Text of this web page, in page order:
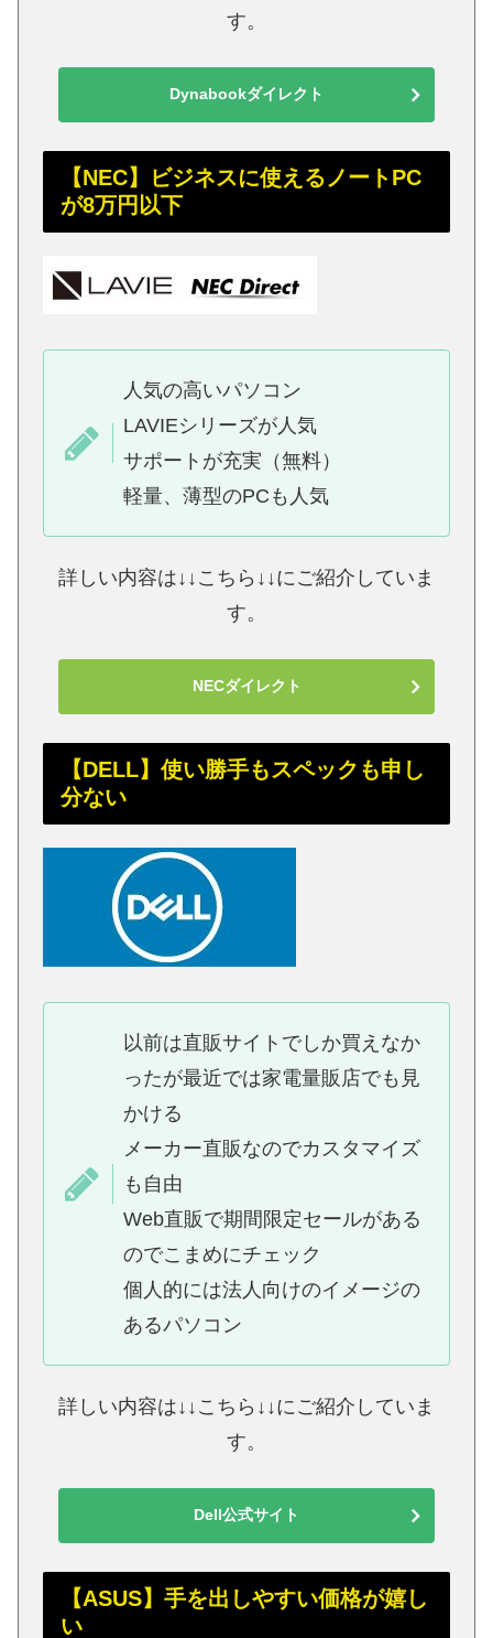
す。
Dynabookダイレクト
【NEC】ビジネスに使えるノートPC
が8万円以下
人気の高いパソコン
LAVIEシリーズが人気
サポートが充実（無料）
軽量、薄型のPCも人気
詳しい内容は↓↓こちら↓↓にご紹介していま
す。
NECダイレクト
【DELL】使い勝手もスペックも申し
分ない
以前は直販サイトでしか買えなか
ったが最近では家電量販店でも見
かける
メーカー直販なのでカスタマイズ
も自由
Web直販で期間限定セールがある
のでこまめにチェック
個人的には法人向けのイメージの
あるパソコン
詳しい内容は↓↓こちら↓↓にご紹介していま
す。
Dell公式サイト
【ASUS】手を出しやすい価格が嬉し
い